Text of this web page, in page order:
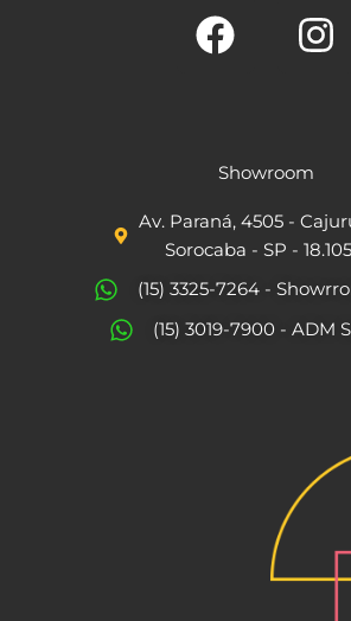
c
e
b
o
o
t
a
g
r
Showroom
Av. Paraná, 4505 -
Sorocaba - SP -
(15) 3325-7264 -
(15) 3019-7900 - ADM